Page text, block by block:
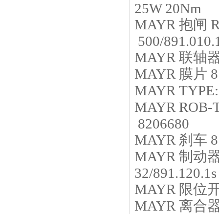
25W 20Nm
MAYR 抱闸
500/
MAYR 联轴
MAYR 膜片
MAYR
MAYR ROB-
8206680
MAYR 刹车
MAYR 制动
32/
MAYR 限位
MAYR 离合